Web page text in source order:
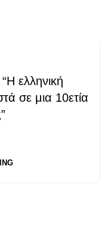
ελληνική
σε μια 10ετία